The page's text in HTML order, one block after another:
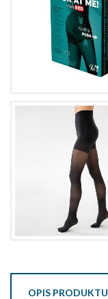
OPIS PRODUKTU